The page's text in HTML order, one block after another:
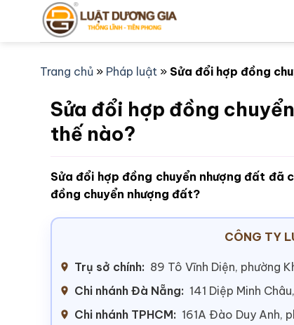
Trang chủ » Pháp luật » Sửa đổi hợp đồng
Sửa đổi hợp đồng
thế nào?
Sửa đổi hợp đồng chuyển nhượng đất đã
đồng chuyển nhượng đất?
CÔNG TY
Trụ sở chính: 89 Tô Vĩnh Diện, phường
Chi nhánh Đà Nẵng: 141 Diệp Minh
Chi nhánh TPHCM: 161A Đào Duy Anh,